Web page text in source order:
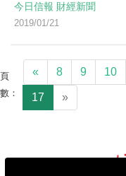
今日信報 財經新聞
2019/01/21
頁
數：
« 8 9 10
17 »